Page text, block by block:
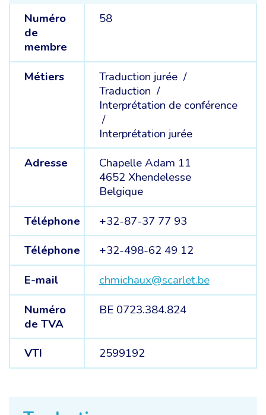
Numéro
de
membre
58
Métiers
Traduction jurée /
Traduction /
Interprétation de conférence
/
Interprétation jurée
Adresse
Chapelle Adam 11
4652 Xhendelesse
Belgique
Téléphone
+32-87-37 77 93
Téléphone
+32-498-62 49 12
E-mail
chmichaux@scarlet.be
Numéro
de TVA
BE 0723.384.824
VTI 2599192